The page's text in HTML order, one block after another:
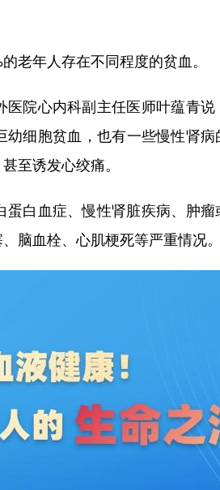
年人存在不同程度的贫血。
心内科副主任医师叶蕴青说
细胞贫血，也有一些慢性肾
至诱发心绞痛。
白血症、慢性肾脏疾病、肿瘤
脑血栓、心肌梗死等严重情况。